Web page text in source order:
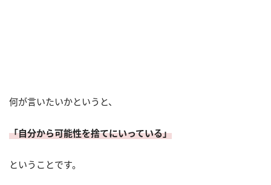
何が言いたいかというと、
「自分から可能性を捨てにいっている」
ということです。